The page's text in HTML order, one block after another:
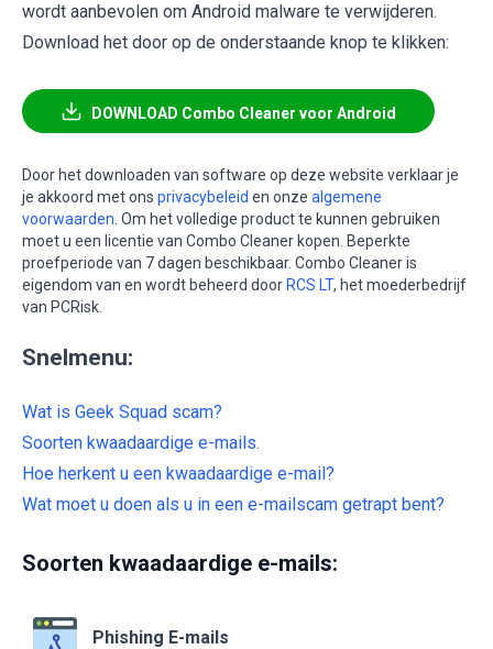
wordt aanbevolen om Android malware te verwijderen.
Download het door op de onderstaande knop te klikken:
DOWNLOAD Combo Cleaner voor Android
Door het downloaden van software op deze website verklaar je
je akkoord met ons privacybeleid en onze algemene
voorwaarden. Om het volledige product te kunnen gebruiken
moet u een licentie van Combo Cleaner kopen. Beperkte
proefperiode van 7 dagen beschikbaar. Combo Cleaner is
eigendom van en wordt beheerd door RCS LT, het moederbedrijf
van PCRisk.
Snelmenu:
Wat is Geek Squad scam?
Soorten kwaadaardige e-mails.
Hoe herkent u een kwaadaardige e-mail?
Wat moet u doen als u in een e-mailscam getrapt bent?
Soorten kwaadaardige e-mails:
Phishing E-mails